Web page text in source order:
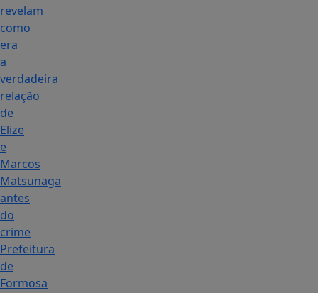
revelam
como
era
a
verdadeira
relação
de
Elize
e
Marcos
Matsunaga
antes
do
crime
Prefeitura
de
Formosa